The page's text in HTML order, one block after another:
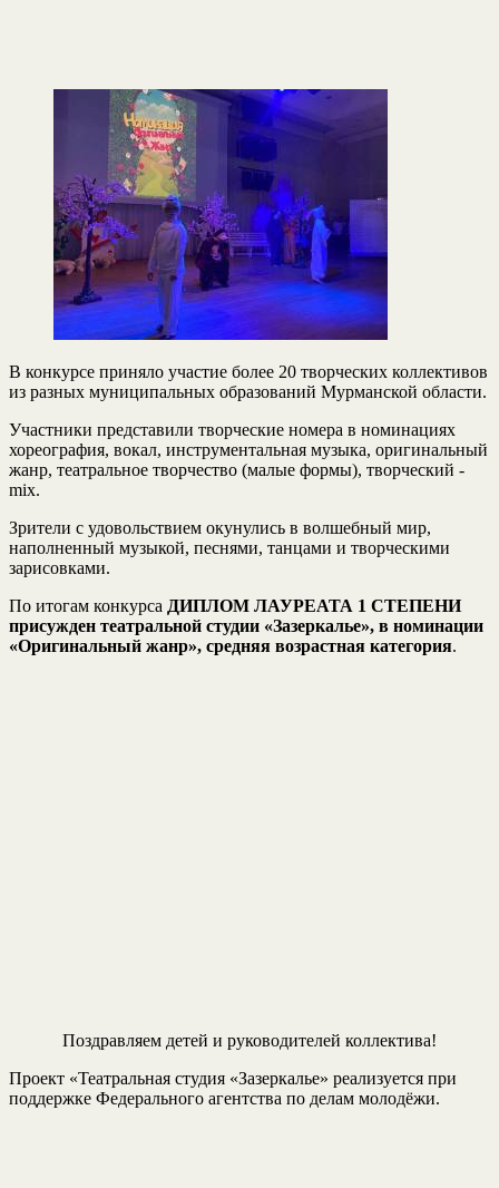
В конкурсе приняло участие более 20 творческих коллективов
из разных муниципальных образований Мурманской области.
Участники представили творческие номера в номинациях
хореография, вокал, инструментальная музыка, оригинальный
жанр, театральное творчество (малые формы), творческий -
mix.
Зрители с удовольствием окунулись в волшебный мир,
наполненный музыкой, песнями, танцами и творческими
зарисовками.
По итогам конкурса ДИПЛОМ ЛАУРЕАТА 1 СТЕПЕНИ
присужден театральной студии «Зазеркалье», в номинации
«Оригинальный жанр», средняя возрастная категория.
Поздравляем детей и руководителей коллектива!
Проект «Театральная студия «Зазеркалье» реализуется при
поддержке Федерального агентства по делам молодёжи.